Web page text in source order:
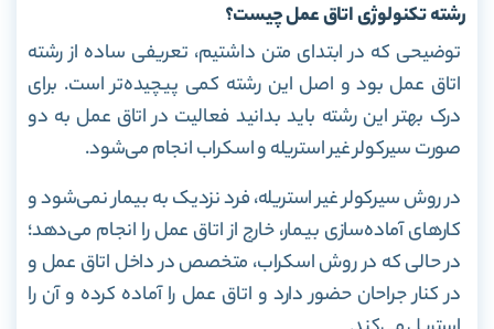
رشته تکنولوژی اتاق عمل چیست؟
توضیحی که در ابتدای متن داشتیم، تعریفی ساده از رشته
اتاق عمل بود و اصل این رشته کمی پیچیده‌تر است. برای
درک بهتر این رشته باید بدانید فعالیت در اتاق عمل به دو
صورت سیرکولر غیر استریله و اسکراب انجام می‌شود.
در روش سیرکولر غیر استریله، فرد نزدیک به بیمار نمی‌شود و
کارهای آماده‌سازی بیمار، خارج از اتاق عمل را انجام می‌دهد؛
در حالی که در روش اسکراب، متخصص در داخل اتاق عمل و
در کنار جراحان حضور دارد و اتاق عمل را آماده کرده و آن را